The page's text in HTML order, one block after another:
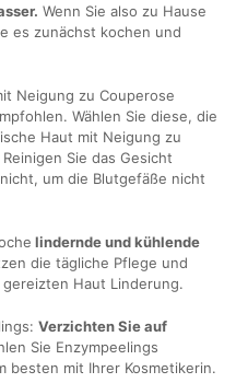
Wenn Sie also zu Hause
es zunächst kochen und
Neigung zu Couperose
Wählen Sie diese, die
Haut mit Neigung zu
Sie das Gesicht
um die Blutgefäße nicht
lindernde und kühlende
die tägliche Pflege und
Haut Linderung.
Verzichten Sie auf
Sie Enzympeelings
besten mit Ihrer Kosmetikerin.